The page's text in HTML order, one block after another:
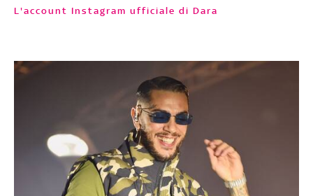
L'account Instagram ufficiale di Dara